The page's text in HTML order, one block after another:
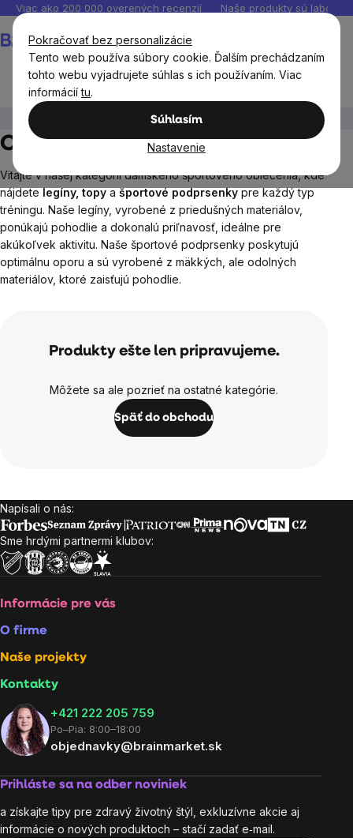
Pokračovať bez personalizácie
Tento web používa súbory cookie. Ďalším prechádzaním
tohto webu vyjadrujete súhlas s ich používaním. Viac
informáciítu.
Súhlasím
Nastavenie
Prejsť
obsah
Viac ako 200 000 overených recenzií Naše produkty sú
košík
BrainWomen Oblečenie
Oblečenie
Vitajte v našej kategórii dámskeho športového oblečenia, kde
nájdetelegíny, topyašportové podprsenkypre každý typ
tréningu. Naše legíny, vyrobené z priedušných materiálov,
ponúkajú pohodlie a dokonalú priľnavosť, ideálne pre
akúkoľvek aktivitu. Naše športové podprsenky poskytujú
optimálnu oporu a sú vyrobené z mäkkých, ale odolných
materiálov, ktoré zaisťujú pohodlie.
Produkty ešte len pripravujeme.
Môžete sa ale pozrieť na ostatné kategórie.
Späť do obchodu
Zápätie
Napísali o nás:
Sme hrdými partnermi klubov:
Informácie pre vás
O firme
Naše projekty
Kontakty
+421 222 205 759
Po–Pia: 8:00–18:00
objednavky@brainmarket.sk
Prihláste sa na odber noviniek
a získajte tipy pre zdravý životný štýl, exkluzívne akcie aj
informácie o nových produktoch – stačí zadať e‑mail.